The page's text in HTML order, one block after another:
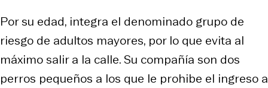
Por su edad, integra el denominado grupo de
riesgo de adultos mayores, por lo que evita al
máximo salir a la calle. Su compañía son dos
perros pequeños a los que le prohibe el ingreso a